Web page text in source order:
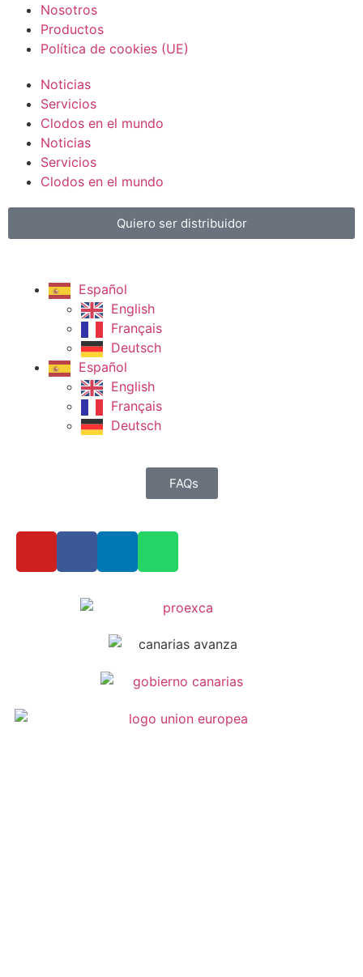
Nosotros
Productos
Política de cookies (UE)
Noticias
Servicios
Clodos en el mundo
Noticias
Servicios
Clodos en el mundo
Quiero ser distribuidor
Español
English
Français
Deutsch
Español
English
Français
Deutsch
FAQs